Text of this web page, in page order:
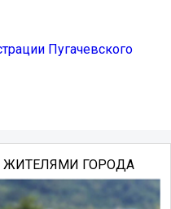
Пугачевского
ЖИТЕЛЯМИ ГОРОДА